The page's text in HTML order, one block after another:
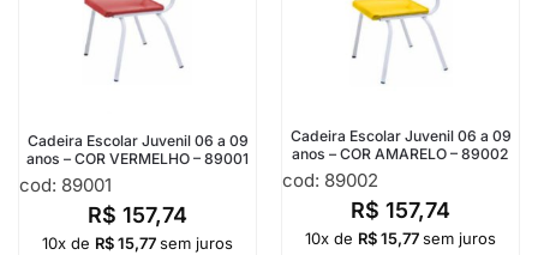
Cadeira Escolar Juvenil 06 a 09
anos – COR VERMELHO – 89001
cod: 89001
R$ 157,74
10x de R$15,77sem juros
Cadeira Escolar Juvenil 06 a 09
anos – COR AMARELO – 89002
cod: 89002
R$ 157,74
10x de R$15,77sem juros